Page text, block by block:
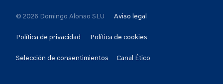
© 2026 Domingo Alonso SLU Aviso legal
Política de privacidad Política de cookies
Selección de consentimientos Canal Ético